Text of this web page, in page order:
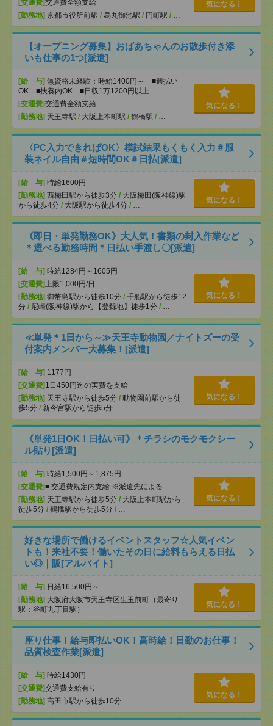
[交通費] 交通費全額支給
[勤務地] 京都市役所前駅 / 烏丸御池駅 / 円町駅 / …
気になる！
【オープニング募集】おばあちゃんのお散歩付き添
いも仕事の1つ[派遣]
[給 与] 無資格未経験：時給1400円～ ■週払い
OK ■扶養内OK ■日収1万1200円以上
[交通費]交通費全額支給
[勤務地] 天王寺駅 / 大阪上本町駅 / 鶴橋駅 / …
気になる！
〈PC入力できればOK〉模試結果もくもく入力＃服
装ネイル自由＃短時間OK＃日払[派遣]
[給 与] 時給1600円
[勤務地] 西梅田駅から徒歩3分 / 大阪梅田(阪神線)駅
から徒歩4分 / 大阪駅から徒歩4分 / …
気になる！
《即日・単発勤務OK》大人気！書類の封入作業など
＊選べる勤務時間＊日払い手渡し〇[派遣]
[給 与] 時給1284円～1605円
[交通費] 上限1,000円/日
[勤務地] 御幣島駅から徒歩10分 / 千船駅から徒歩12
分 / 尼崎(阪神線)駅から【登録地】徒歩1分 / …
気になる！
≪単発＊1日から～≫天王寺動物園／ナイトズーの受
付案内メンバー大募集！[派遣]
[給 与] 1177円
[交通費] 1日450円迄の実費を支給
[勤務地] 天王寺駅から徒歩5分 / 動物園前駅から徒
歩5分 / 新今宮駅から徒歩5分
気になる！
《単発1日OK！日払い可》＊チラシのモクモクシー
ル貼り[派遣]
[給 与] 時給1,500円～1,875円
[交通費]■ 交通費規定内支給 ※派遣先による
[勤務地] 天王寺駅から徒歩5分 / 大阪上本町駅から
徒歩5分 / 鶴橋駅から徒歩5分 / …
気になる！
好きな場所で働けるイベントスタッフ☆人気イベン
トも！来社不要！働いたその日に給料もらえる日払
い◎｜阪[アルバイト]
[給 与] 日給16,500円～
[勤務地] 大阪府大阪市天王寺区生玉前町（最寄り
駅：谷町九丁目駅）
気になる！
座り仕事！給与即払いOK！高時給！日勤のお仕事！
品質検査作業[派遣]
[給 与] 時給1430円
[交通費]交通費支給有り
[勤務地] 高田市駅から徒歩10分
気になる！